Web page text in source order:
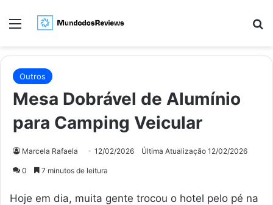
Menu
Outros
Mesa Dobrável de Alumínio
para Camping Veicular
Marcela Rafaela 12/02/2026 Última Atualização 12/02/2026
0 7 minutos de leitura
Hoje em dia, muita gente trocou o hotel pelo pé na